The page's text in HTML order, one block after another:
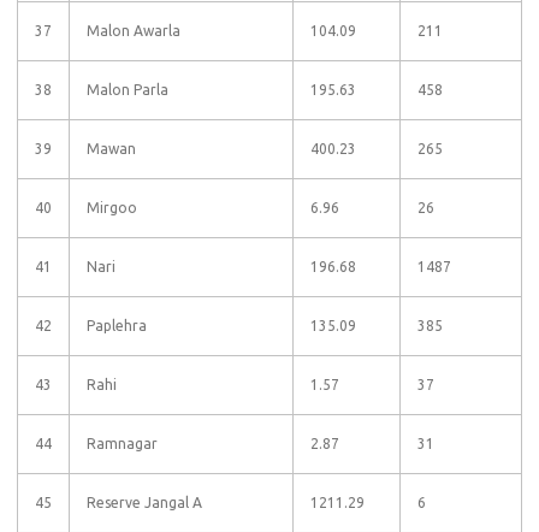
37 Malon Awarla 104.09 211
38 Malon Parla 195.63 458
39 Mawan 400.23 265
40 Mirgoo 6.96 26
41 Nari 196.68 1487
42 Paplehra 135.09 385
43 Rahi 1.57 37
44 Ramnagar 2.87 31
45 Reserve Jangal A 1211.29 6